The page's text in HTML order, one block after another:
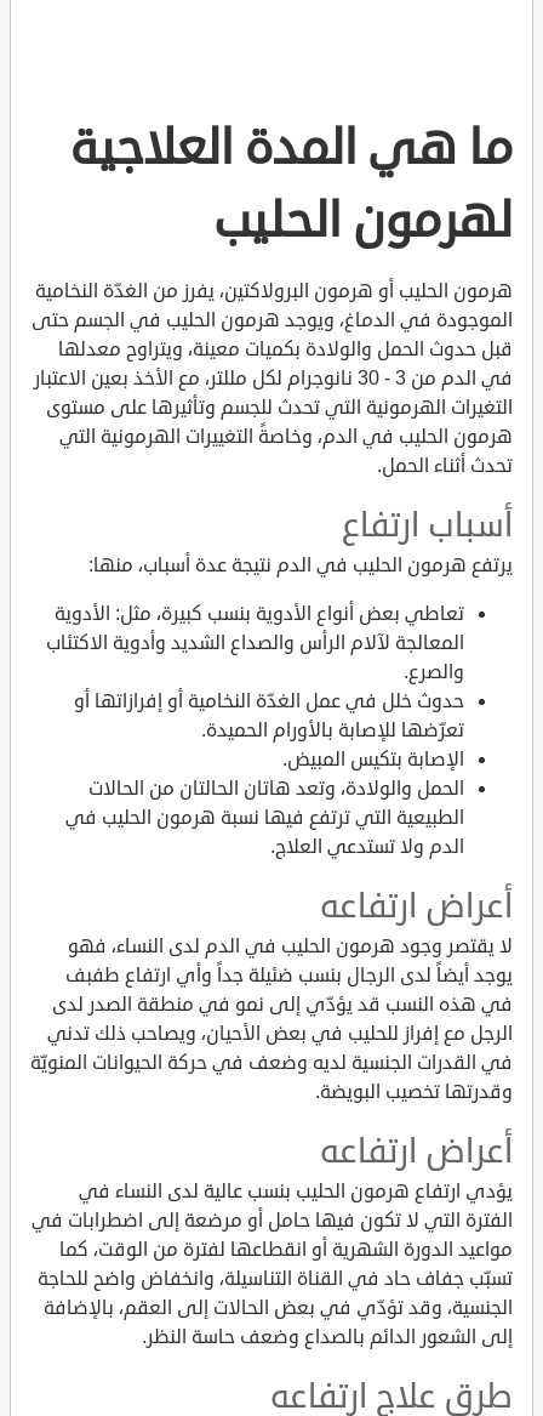
ما هي المدة العلاجية
لهرمون الحليب
هرمون الحليب أو هرمون البرولاكتين، يفرز من الغدّة النخامية
الموجودة في الدماغ، ويوجد هرمون الحليب في الجسم حتى
قبل حدوث الحمل والولادة بكميات معينة، ويتراوح معدلها
في الدم من 3 - 30 نانوجرام لكل مللتر، مع الأخذ بعين الاعتبار
التغيرات الهرمونية التي تحدث للجسم وتأثيرها على مستوى
هرمون الحليب في الدم، وخاصةً التغييرات الهرمونية التي
تحدث أثناء الحمل.
أسباب ارتفاع
يرتفع هرمون الحليب في الدم نتيجة عدة أسباب، منها:
تعاطي بعض أنواع الأدوية بنسب كبيرة، مثل: الأدوية
المعالجة لآلام الرأس والصداع الشديد وأدوية الاكتئاب
والصرع.
حدوث خلل في عمل الغدّة النخامية أو إفرازاتها أو
تعرّضها للإصابة بالأورام الحميدة.
الإصابة بتكيس المبيض.
الحمل والولادة، وتعد هاتان الحالتان من الحالات
الطبيعية التي ترتفع فيها نسبة هرمون الحليب في
الدم ولا تستدعي العلاج.
أعراض ارتفاعه
لا يقتصر وجود هرمون الحليب في الدم لدى النساء، فهو
يوجد أيضاً لدى الرجال بنسب ضئيلة جداً وأي ارتفاع طفبف
في هذه النسب قد يؤدّي إلى نمو في منطقة الصدر لدى
الرجل مع إفراز للحليب في بعض الأحيان، ويصاحب ذلك تدني
في القدرات الجنسية لديه وضعف في حركة الحيوانات المنويّة
وقدرتها تخصيب البويضة.
أعراض ارتفاعه
يؤدي ارتفاع هرمون الحليب بنسب عالية لدى النساء في
الفترة التي لا تكون فيها حامل أو مرضعة إلى اضطرابات في
مواعيد الدورة الشهرية أو انقطاعها لفترة من الوقت، كما
تسبّب جفاف حاد في القناة التناسيلة، وانخفاض واضح للحاجة
الجنسية، وقد تؤدّي في بعض الحالات إلى العقم، بالإضافة
إلى الشعور الدائم بالصداع وضعف حاسة النظر.
طرق علاج ارتفاعه